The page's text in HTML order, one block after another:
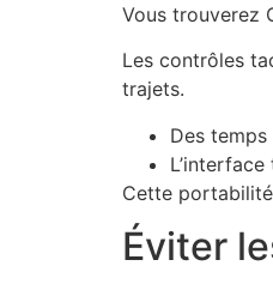
Vous trouverez
Les contrôles
trajets.
Des
Cette
Éviter